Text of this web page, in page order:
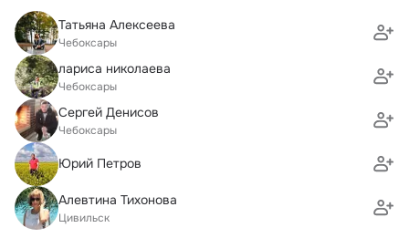
Татьяна Алексеева
Чебоксары
лариса николаева
Чебоксары
Сергей Денисов
Чебоксары
Юрий Петров
Алевтина Тихонова
Цивильск